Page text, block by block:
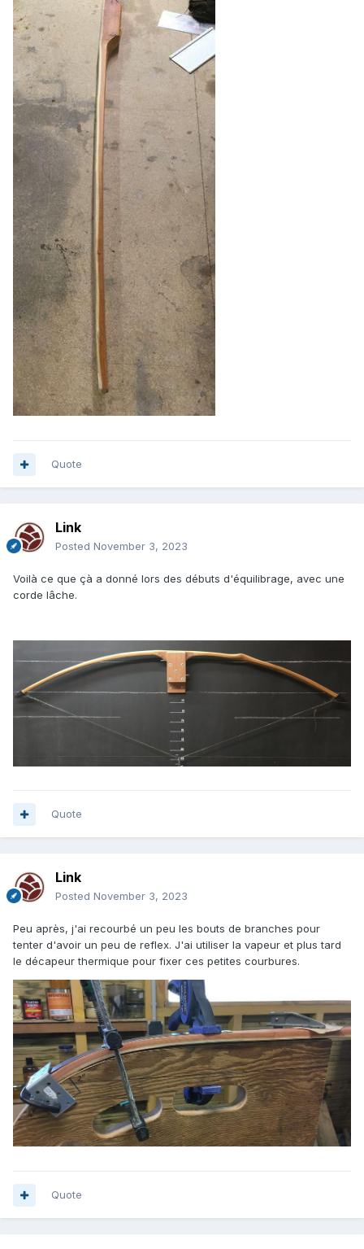
Quote
Link
Posted November 3, 2023
Voilà ce que çà a donné lors des débuts d'équilibrage, avec une
corde lâche.
Quote
Link
Posted November 3, 2023
Peu après, j'ai recourbé un peu les bouts de branches pour
tenter d'avoir un peu de reflex. J'ai utiliser la vapeur et plus tard
le décapeur thermique pour fixer ces petites courbures.
Quote